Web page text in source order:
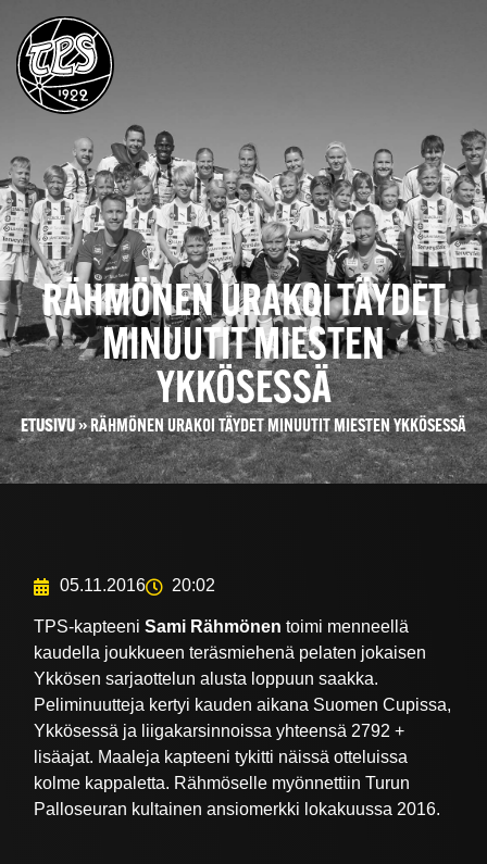
RÄHMÖNEN URAKOI TÄYDET
MINUUTIT MIESTEN
YKKÖSESSÄ
ETUSIVU»RÄHMÖNEN URAKOI TÄYDET MINUUTIT MIESTEN YKKÖSESSÄ
05.11.2016 20:02
TPS-kapteeniSami Rähmönen toimi menneellä
kaudella joukkueen teräsmiehenä pelaten jokaisen
Ykkösen sarjaottelun alusta loppuun saakka.
Peliminuutteja kertyi kauden aikana Suomen Cupissa,
Ykkösessä ja liigakarsinnoissa yhteensä 2792 +
lisäajat. Maaleja kapteeni tykitti näissä otteluissa
kolme kappaletta. Rähmöselle myönnettiin Turun
Palloseuran kultainen ansiomerkki lokakuussa 2016.